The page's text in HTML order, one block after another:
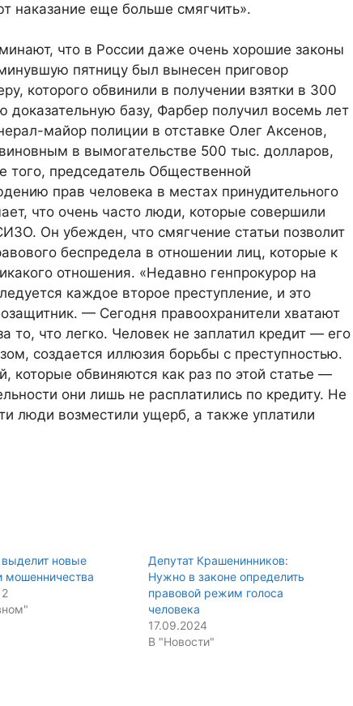
наказание еще больше смягчить».
что в России даже очень хорошие законы
пятницу был вынесен приговор
которого обвинили в получении взятки в 300
базу, Фарбер получил восемь лет
майор полиции в отставке Олег Аксенов,
в вымогательстве 500 тыс. долларов,
того, председатель Общественной
прав человека в местах принудительного
что очень часто люди, которые совершили
Он убежден, что смягчение статьи позволит
беспредела в отношении лиц, которые к
отношения. «Недавно генпрокурор на
каждое второе преступление, и это
— Сегодня правоохранители хватают
то, что легко. Человек не заплатил кредит — его
создается иллюзия борьбы с преступностью.
которые обвиняются как раз по этой статье —
они лишь не расплатились по кредиту. Не
люди возместили ущерб, а также уплатили
новые
мошенничества
Депутат Крашенинников:
Нужно в законе определить
правовой режим голоса
человека
17.09.2024
В "Новости"